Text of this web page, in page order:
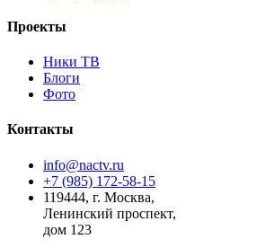
Проекты
Ники ТВ
Блоги
Фото
Контакты
info@nactv.ru
+7 (985) 172-58-15
119444, г. Москва,
Ленинский проспект,
дом 123